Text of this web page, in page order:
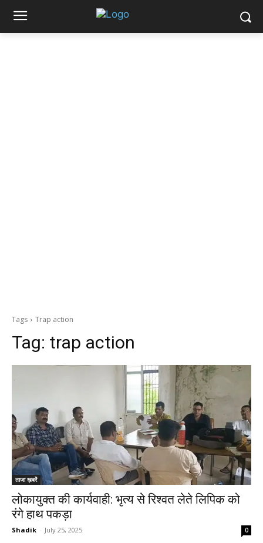
Tags Trap action
Tag: trap action
ताजा ख़बरें
लोकायुक्त की कार्यवाही: भृत्य से रिश्वत लेते लिपिक को
रंगे हाथ पकड़ा
Shadik - July 25, 2025 0